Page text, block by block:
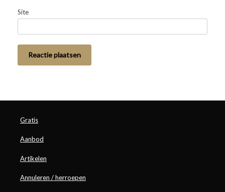
Site
Gratis
Aanbod
Artikelen
Annuleren / herroepen